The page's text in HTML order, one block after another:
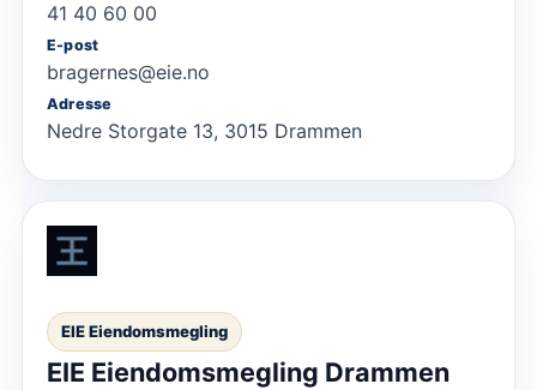
41 40 60 00
E-post
bragernes@eie.no
Adresse
Nedre Storgate 13, 3015 Drammen
EIE Eiendomsmegling
EIE Eiendomsmegling Drammen